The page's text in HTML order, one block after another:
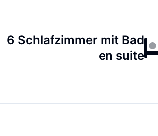
6 Schlafzimmer mit Bad
en suite